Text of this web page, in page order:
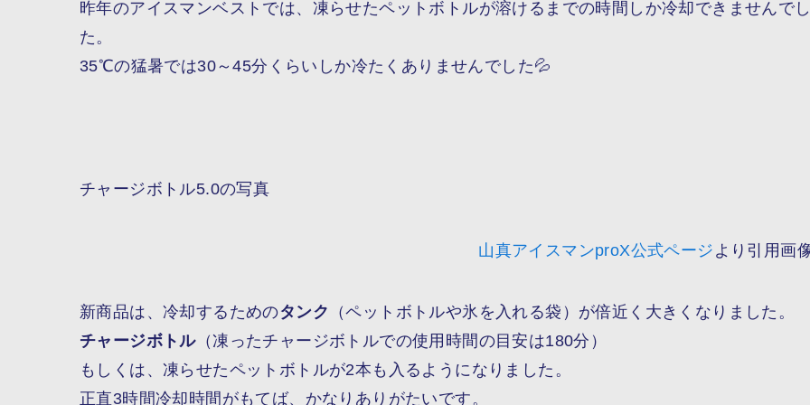
昨年のアイスマンベストでは、凍らせたペットボトルが溶けるまでの時間しか冷却できませんで
た。
35℃の猛暑では30～45分くらいしか冷たくありませんでした💦
チャージボトル5.0の写真
山真アイスマンproX公式ページ より引用画
新商品は、冷却するためのタンク
（ペットボトルや氷を入れる袋）が倍近く大きくなりました。
チャージボトル（凍ったチャージボトルでの使用時間の目安は180分 ）
もしくは、凍らせたペットボトルが2本も入るようになりました。
正直3時間冷却時間がもてば、かなりありがたいです。